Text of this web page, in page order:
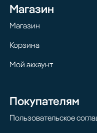
Магазин
Магазин
Корзина
Мой аккаунт
Покупателям
Пользовательское